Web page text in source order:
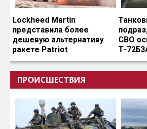
Lockheed Martin
представила более
дешевую альтернативу
ракете Patriot
СВО
Т-
ПРОИСШЕСТВИЯ